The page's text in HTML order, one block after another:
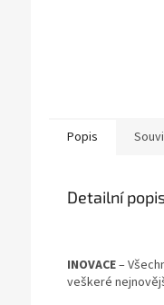
Popis
Detailní
INOVACE–
veškeré